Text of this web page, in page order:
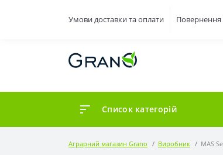
Умови доставки та оплати Повернення
Список категорій
Аграрний магазин Grano Виробник MAS